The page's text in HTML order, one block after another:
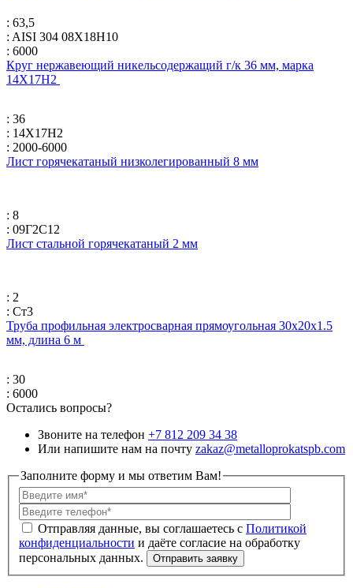
: 63,5
: AISI 304 08Х18Н10
: 6000
Круг нержавеющий никельсодержащий г/к 36 мм, марка
14Х17Н2
: 36
: 14Х17Н2
: 2000-6000
Лист горячекатаный низколегированный 8 мм
: 8
: 09Г2С12
Лист стальной горячекатаный 2 мм
: 2
: Ст3
Труба профильная электросварная прямоугольная 30х20х1.5
мм, длина 6 м
: 30
: 6000
Остались вопросы?
Звоните на телефон +7 812 209 34 38
Или напишите нам на почту zakaz@metalloprokatspb.com
Заполните форму и мы ответим Вам!
Политикой
конфиденциальности